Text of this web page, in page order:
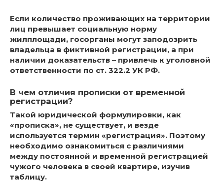
Если количество проживающих на территории
лиц превышает социальную норму
жилплощади, госорганы могут заподозрить
владельца в фиктивной регистрации, а при
наличии доказательств – привлечь к уголовной
ответственности по ст. 322.2 УК РФ.
В чем отличия прописки от временной
регистрации?
Такой юридической формулировки, как
«прописка», не существует, и везде
используется термин «регистрация». Поэтому
необходимо ознакомиться с различиями
между постоянной и временной регистрацией
чужого человека в своей квартире, изучив
таблицу.